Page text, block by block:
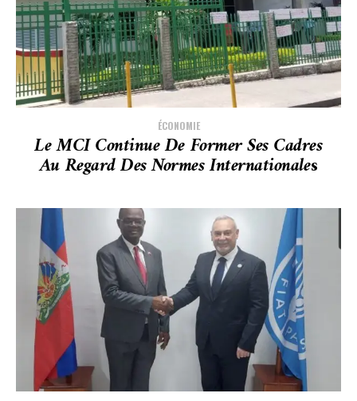
ÉCONOMIE
Le MCI Continue De Former Ses Cadres
Au Regard Des Normes InternationaleS